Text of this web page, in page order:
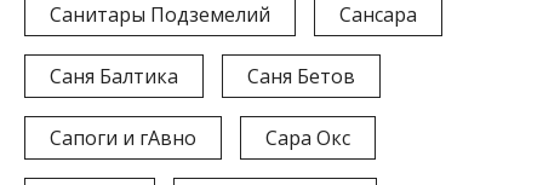
Санитары Подземелий Сансара
Саня Балтика Саня Бетов
Сапоги и гАвно Сара Окс